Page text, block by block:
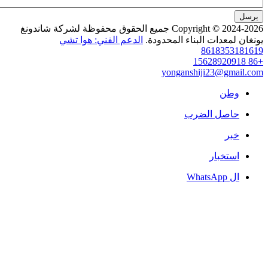
Copyright © 2024-2026 جميع الحقوق محفوظة لشركة شاندونغ
البناء المحدودة. الدعم الفني: هوا تشي
الضرب